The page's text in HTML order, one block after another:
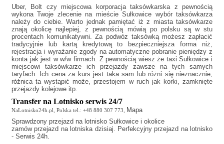
Uber, Bolt czy miejscowa korporacja taksówkarska z pewnością
wykona Twoje zlecenie na mieście Sułkowice wybór taksówkarza
należy do ciebie. Warto jednak pamiętać iż z miasta taksówkarze
znają okolicę najlepiej, z pewnością mówią po polsku są w stu
procentach komunikatywni. Za podwóz taksówką możesz zapłacić
tradycyjnie lub kartą kredytową to bezpieczniejsza forma niż,
rejestracja i wyrażanie zgody na automatyczne pobranie pieniędzy z
konta jak jest w w/w firmach. Z pewnością wiesz że taxi Sułkowice i
miejscowi taksówkarze ich przejazdy zawsze na tych samych
taryfach. Ich cena za kurs jest taka sam lub różni się nieznacznie,
różnica ta wystąpić może, przestojem w ruch jak korki, zamknięte
przejazdy kolejowe itp.
Transfer na Lotnisko serwis 24/7
NaLotnisko24h.pl, Polska tel.: +48 880 307 773, Mapa
Sprawdzony przejazd na lotnisko Sułkowice i okolice
zamów przejazd na lotniska dzisiaj. Perfekcyjny przejazd na lotnisko
- Serwis 24h.